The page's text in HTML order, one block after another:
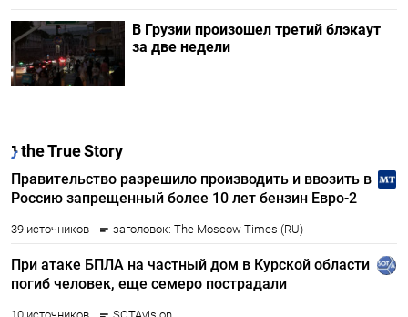
В Грузии произошел третий блэкаут
за две недели